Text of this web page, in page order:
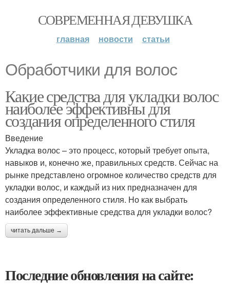
СОВРЕМЕННАЯ ДЕВУШКА
главная новости статьи
Обработчики для волос
Какие средства для укладки волос
наиболее эффективны для
создания определенного стиля
Введение
Укладка волос – это процесс, который требует опыта,
навыков и, конечно же, правильных средств. Сейчас на
рынке представлено огромное количество средств для
укладки волос, и каждый из них предназначен для
создания определенного стиля. Но как выбрать
наиболее эффективные средства для укладки волос?
читать дальше →
Последние обновления на сайте: